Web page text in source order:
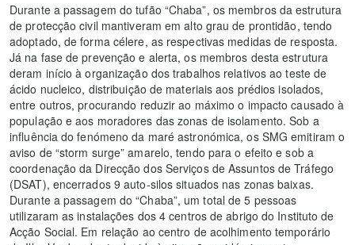
Durante a passagem do tufão “Chaba”, os membros da estrutura
de protecção civil mantiveram em alto grau de prontidão, tendo
adoptado, de forma célere, as respectivas medidas de resposta.
Já na fase de prevenção e alerta, os membros desta estrutura
deram início à organização dos trabalhos relativos ao teste de
ácido nucleico, distribuição de materiais aos prédios isolados,
entre outros, procurando reduzir ao máximo o impacto causado à
população e aos moradores das zonas de isolamento. Sob a
influência do fenómeno da maré astronómica, os SMG emitiram o
aviso de “storm surge” amarelo, tendo para o efeito e sob a
coordenação da Direcção dos Serviços de Assuntos de Tráfego
(DSAT), encerrados 9 auto-silos situados nas zonas baixas.
Durante a passagem do “Chaba”, um total de 5 pessoas
utilizaram as instalações dos 4 centros de abrigo do Instituto de
Acção Social. Em relação ao centro de acolhimento temporário